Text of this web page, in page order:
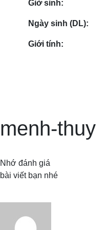
Giờ sinh:
Ngày sinh (DL):
Giới tính:
menh-thuy
Nhớ đánh giá
bài viết bạn nhé